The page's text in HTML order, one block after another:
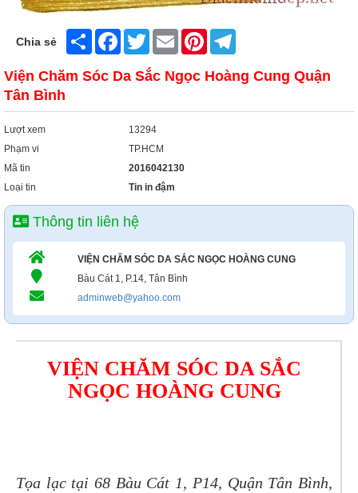
Chia sẻ Share FacebookTwitter Email Pinterest
Viện Chăm Sóc Da Sắc Ngọc Hoàng Cung Quận
Tân Bình
Lượt xem
13294
Phạm vi
TP.HCM
Mã tin
2016042130
Loại tin
Tin in đậm
Thông tin liên hệ
VIỆN CHĂM SÓC DA SẮC NGỌC HOÀNG CUNG
Bàu Cát 1, P.14, Tân Bình
adminweb@yahoo.com
VIỆN CHĂM SÓC DA SẮC
NGỌC HOÀNG CUNG
Tọa lạc tại 68 Bàu Cát 1, P14, Quận Tân Bình,